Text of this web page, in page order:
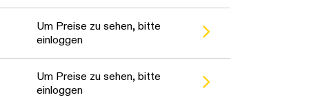
Bitte warten...
Um Preise zu sehen, bitte
einloggen
Bitte warten...
Um Preise zu sehen, bitte
einloggen